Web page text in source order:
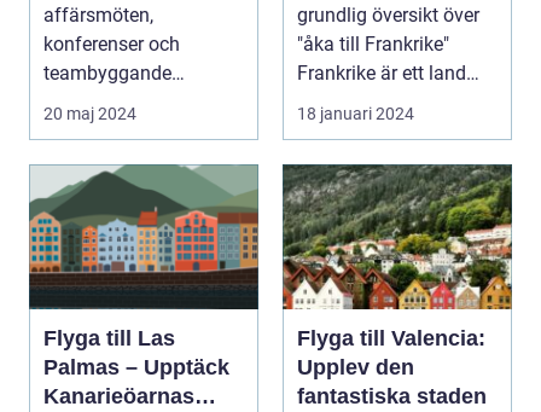
affärsmöten,
konferenser och
teambyggande
reträtter, är...
20 maj 2024
grundlig översikt över
"åka till Frankrike"
Frankrike är ett land
som lockar besök...
18 januari 2024
Flyga till Las
Palmas – Upptäck
Kanarieöarnas
Flyga till Valencia:
Upplev den
fantastiska staden